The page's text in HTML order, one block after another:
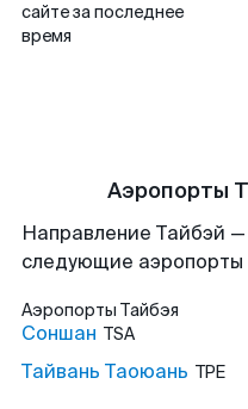
сайте за последнее
время
Аэропорты
Направление Тайбэй
следующие аэропорты
Аэропорты Тайбэя
Соншан TSA
Тайвань Таоюань TPE